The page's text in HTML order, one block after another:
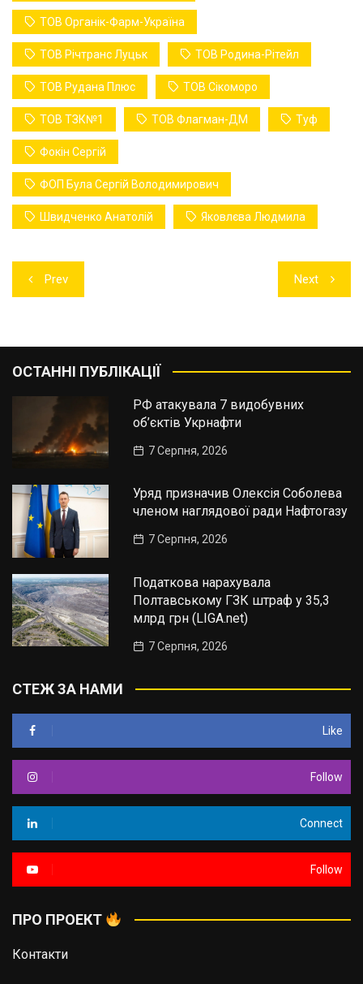
ТОВ Органік-Фарм-Україна
ТОВ Річтранс Луцьк ТОВ Родина-Рітейл
ТОВ Рудана Плюс ТОВ Сікоморо
ТОВ ТЗК№1 ТОВ Флагман-ДМ Туф
Фокін Сергій
ФОП Була Сергій Володимирович
Швидченко Анатолій Яковлєва Людмила
Навігація
записів
Prev Next
ОСТАННІ ПУБЛІКАЦІЇ
РФ атакувала 7 видобувних
об’єктів Укрнафти
7 Серпня, 2026
Уряд призначив Олексія Соболева
членом наглядової ради Нафтогазу
7 Серпня, 2026
Податкова нарахувала
Полтавському ГЗК штраф у 35,3
млрд грн (LIGA.net)
7 Серпня, 2026
СТЕЖ ЗА НАМИ
Like
Follow
Connect
Follow
ПРО ПРОЕКТ
Контакти